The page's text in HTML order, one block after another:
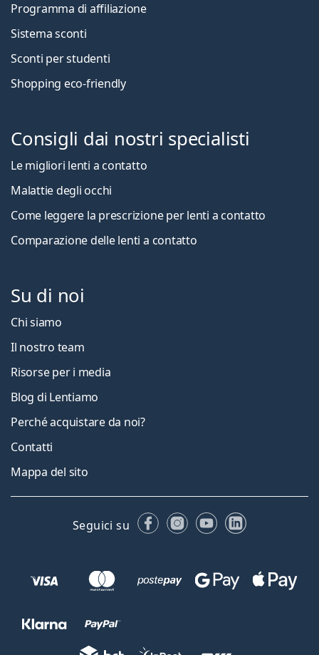
Programma di affiliazione
Sistema sconti
Sconti per studenti
Shopping eco-friendly
Consigli dai nostri specialisti
Le migliori lenti a contatto
Malattie degli occhi
Come leggere la prescrizione per lenti a contatto
Comparazione delle lenti a contatto
Su di noi
Chi siamo
Il nostro team
Risorse per i media
Blog di Lentiamo
Perché acquistare da noi?
Contatti
Mappa del sito
Seguici su FacebookInstagram
YouTubeLinkedIn